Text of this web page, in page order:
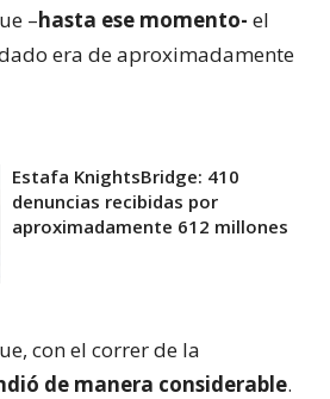
–hasta ese momento- el
era de aproximadamente
Estafa KnightsBridge: 410
denuncias recibidas por
aproximadamente 612 millones
con el correr de la
de manera considerable.